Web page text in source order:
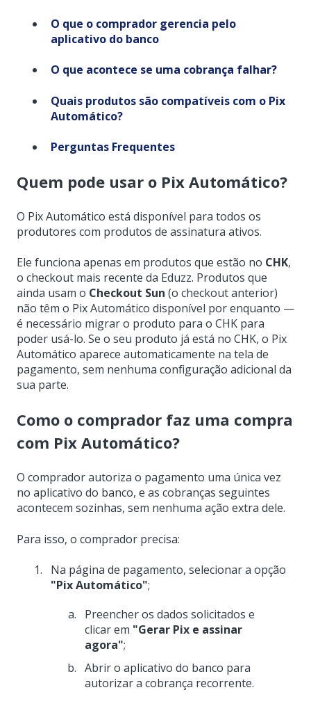
O que o comprador gerencia pelo
aplicativo do banco
O que acontece se uma cobrança falhar?
Quais produtos são compatíveis com o Pix
Automático?
Perguntas Frequentes
Quem pode usar o Pix Automático?
O Pix Automático está disponível para todos os
produtores com produtos de assinatura ativos.
Ele funciona apenas em produtos que estão no CHK,
o checkout mais recente da Eduzz. Produtos que
ainda usam o Checkout Sun (o checkout anterior)
não têm o Pix Automático disponível por enquanto —
é necessário migrar o produto para o CHK para
poder usá-lo. Se o seu produto já está no CHK, o Pix
Automático aparece automaticamente na tela de
pagamento, sem nenhuma configuração adicional da
sua parte.
Como o comprador faz uma compra
com Pix Automático?
O comprador autoriza o pagamento uma única vez
no aplicativo do banco, e as cobranças seguintes
acontecem sozinhas, sem nenhuma ação extra dele.
Para isso, o comprador precisa:
Na página de pagamento, selecionar a opção
"Pix Automático";
Preencher os dados solicitados e
clicar em "Gerar Pix e assinar
agora";
Abrir o aplicativo do banco para
autorizar a cobrança recorrente.